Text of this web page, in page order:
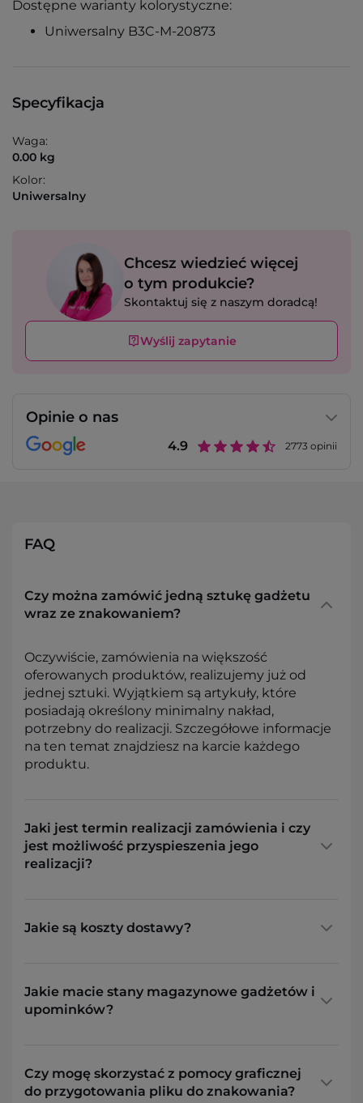
Dostępne warianty kolorystyczne:
Uniwersalny B3C-M-20873
Specyfikacja
Waga:
0.00 kg
Kolor:
Uniwersalny
Chcesz wiedzieć więcej
o tym produkcie?
Skontaktuj się z naszym doradcą!
Wyślij zapytanie
Opinie o nas
4.9 2773 opinii
FAQ
Czy można zamówić jedną sztukę gadżetu
wraz ze znakowaniem?
Oczywiście, zamówienia na większość
oferowanych produktów, realizujemy już od
jednej sztuki. Wyjątkiem są artykuły, które
posiadają określony minimalny nakład,
potrzebny do realizacji. Szczegółowe informacje
na ten temat znajdziesz na karcie każdego
produktu.
Jaki jest termin realizacji zamówienia i czy
jest możliwość przyspieszenia jego
realizacji?
Jakie są koszty dostawy?
Jakie macie stany magazynowe gadżetów i
upominków?
Czy mogę skorzystać z pomocy graficznej
do przygotowania pliku do znakowania?